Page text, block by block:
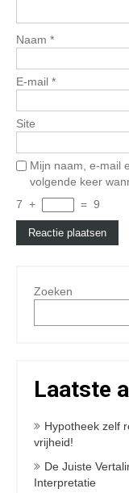
Naam *
E-mail *
Site
Mijn naam, e-mail
volgende keer
7 + = 9
Zoeken
Laatste
Hypotheek zelf
vrijheid!
De Juiste
Interpretatie